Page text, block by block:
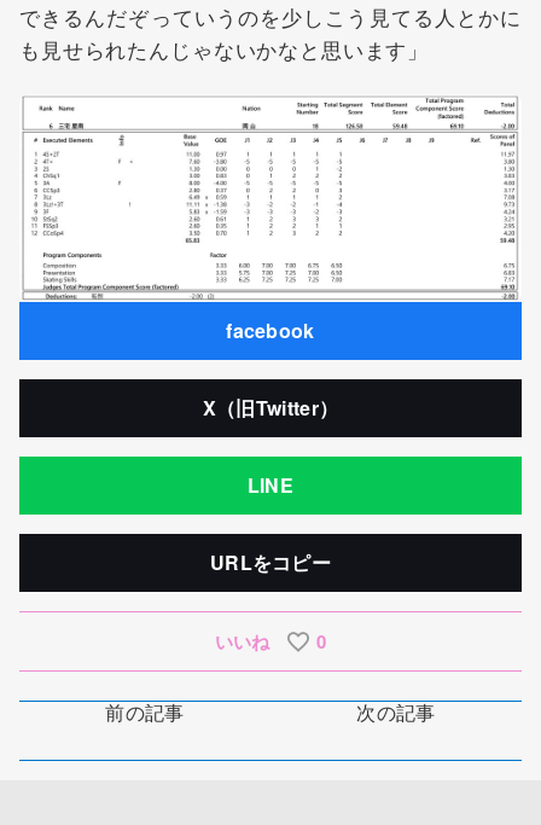
できるんだぞっていうのを少しこう見てる人とかに
も見せられたんじゃないかなと思います」
facebook
X（旧Twitter）
LINE
URLをコピー
いいね 0
前の記事 次の記事